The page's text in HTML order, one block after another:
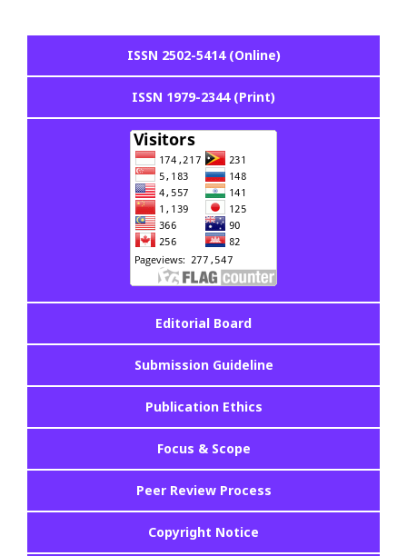
ISSN 2502-5414 (Online)
ISSN 1979-2344 (Print)
Editorial Board
Submission Guideline
Publication Ethics
Focus & Scope
Peer Review Process
Copyright Notice